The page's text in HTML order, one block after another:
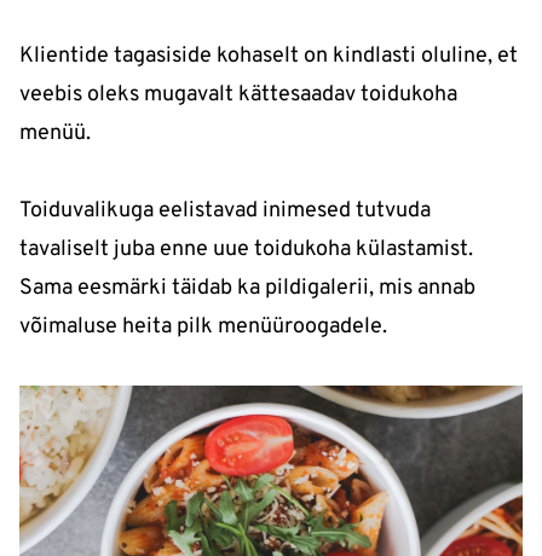
Klientide tagasiside kohaselt on kindlasti oluline, et
veebis oleks mugavalt kättesaadav toidukoha
menüü.
Toiduvalikuga eelistavad inimesed tutvuda
tavaliselt juba enne uue toidukoha külastamist.
Sama eesmärki täidab ka pildigalerii, mis annab
võimaluse heita pilk menüüroogadele.